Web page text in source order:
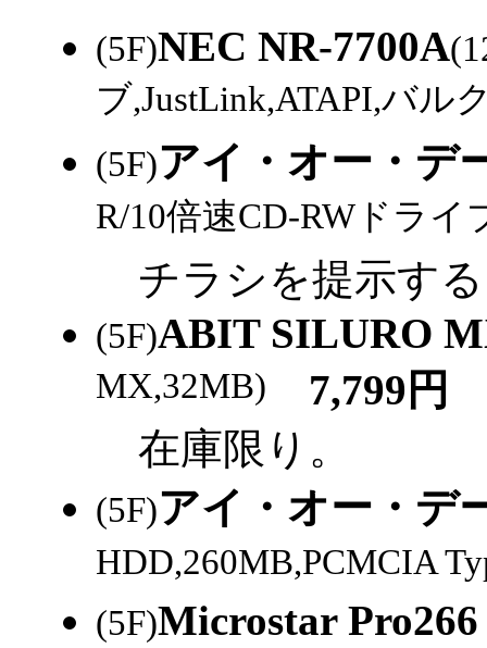
(5F)NEC NR-7700A
ブ,JustLink,ATAPI,バル
(5F)アイ・オー・デ
R/10倍速CD-RWドライ
チラシを提示する
(5F)ABIT SILURO
MX,32MB) 7,799円
在庫限り。
(5F)アイ・オー・デ
HDD,260MB,PCMCIA
(5F)Microstar